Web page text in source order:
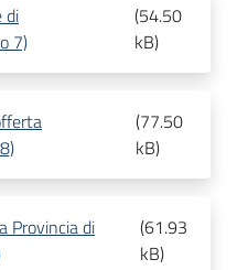
di
7)
(54.50
kB)
(77.50
kB)
Provincia di
(61.93
kB)